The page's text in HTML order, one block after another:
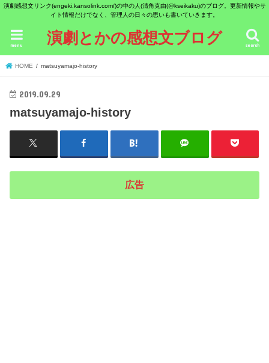
演劇感想文リンク(engeki.kansolink.com/)の中の人(清角克由(@kseikaku)のブログ。更新情報やサ
イト情報だけでなく、管理人の日々の思いも書いていきます。
演劇とかの感想文ブログ search
menu
HOME matsuyamajo-history
2019.09.29
matsuyamajo-history
広告